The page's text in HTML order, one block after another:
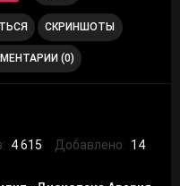
СКРИНШОТЫ
(0)
4 615 Добавлено: 14